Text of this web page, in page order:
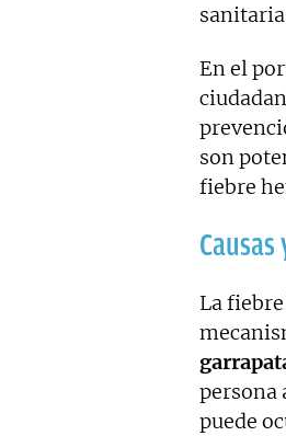
En el
son
fiebre
La
persona
puede